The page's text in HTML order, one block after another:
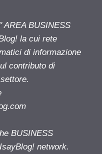
AREA BUSINESS
la cui rete
di informazione
contributo di
BUSINESS
IsayBlog! network.